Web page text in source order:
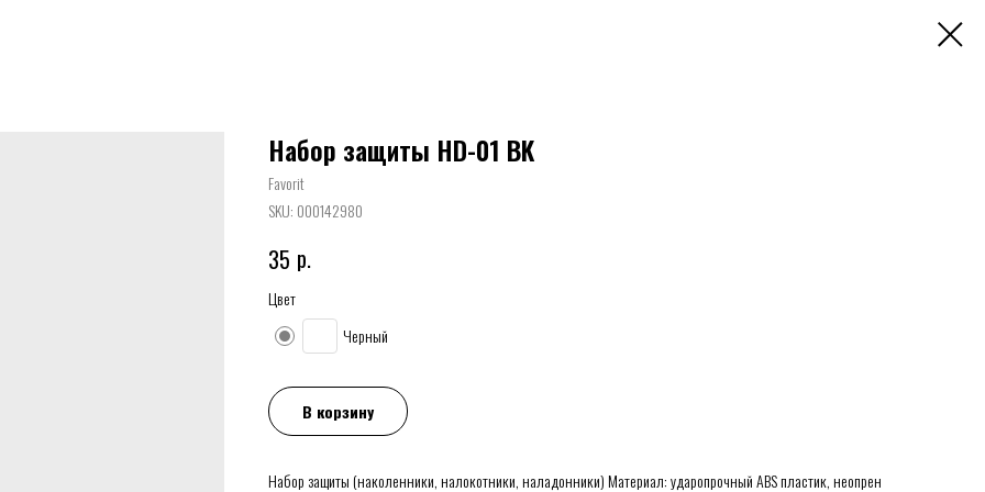
Набор защиты HD-01 BK
Favorit
SKU: 000142980
35 р.
Цвет
Черный
В корзину
Набор защиты (наколенники, налокотники, наладонники) Материал: ударопрочный ABS пластик, неопрен